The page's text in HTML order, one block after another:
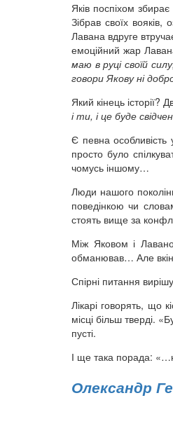
Яків поспіхом
Зібрав своїх
Лавана вдруге
емоційний жар
маю в руці своїй
говори Якову ні
Який кінець історії?
і ти, і це буде
Є певна
просто було
чомусь іншому…
Люди нашого
поведінкою чи
стоять вище за
Між Яковом і
обманював… Але
Спірні питання
Лікарі говорять, що
місці більш тверді.
пусті.
І ще така порада:
Олександр